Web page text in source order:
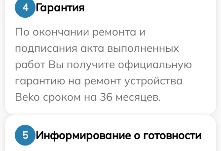
4
Гарантия
По окончании ремонта и
подписания акта выполненных
работ Вы получите официальную
гарантию на ремонт устройства
Beko сроком на 36 месяцев.
5
Информирование о готовности